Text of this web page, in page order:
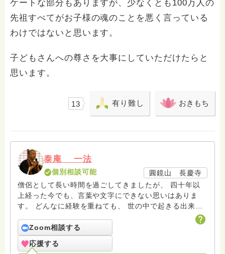
ケートな部分もありますが、少なくとも100万人の
先祖すべてがお子様の魂のことを悪く言っている
わけではないと思います。
子どもさんへの尊さを大事にしていただけたらと
思います。
13 有り難し おきもち
泰庵 一法
個別相談可能
圓鏡山 長慶寺
僧侶として長い時間を過ごしてきましたが、 四十年以
上経った今でも、言葉や文字にできない思いはありま
す。 どんなに経験を重ねても、 世の中で起きる出来事
や、自分の中に生まれる感情のすべてを きれいに整理
して表現できるものではないと思っています。 だか
ら、うまく書けなくても安心してください。 ここで
は、無理に言葉を整えることよりも、 いったん息を整
Zoom相談する
応援する